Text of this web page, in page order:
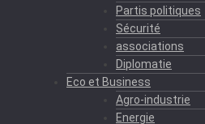
Partis politiques
Sécurité
associations
Diplomatie
Eco et Business
Agro-industrie
Energie